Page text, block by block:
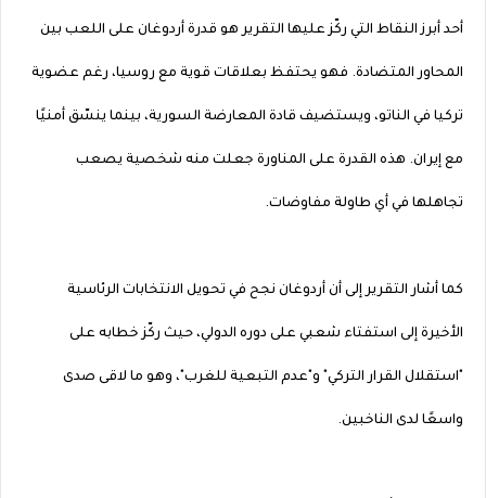
أحد أبرز النقاط التي ركّز عليها التقرير هو قدرة أردوغان على اللعب بين
المحاور المتضادة. فهو يحتفظ بعلاقات قوية مع روسيا، رغم عضوية
تركيا في الناتو، ويستضيف قادة المعارضة السورية، بينما ينسّق أمنيًا
مع إيران. هذه القدرة على المناورة جعلت منه شخصية يصعب
تجاهلها في أي طاولة مفاوضات.
كما أشار التقرير إلى أن أردوغان نجح في تحويل الانتخابات الرئاسية
الأخيرة إلى استفتاء شعبي على دوره الدولي، حيث ركّز خطابه على
"استقلال القرار التركي" و"عدم التبعية للغرب"، وهو ما لاقى صدى
واسعًا لدى الناخبين.